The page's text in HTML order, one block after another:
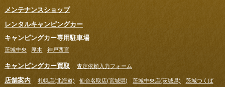
メンテナンスショップ
レンタルキャンピングカー
キャンピングカー専用駐車場
茨城中央 厚木 神戸西宮
キャンピングカー買取 査定依頼入力フォーム
店舗案内 札幌店(北海道) 仙台名取店(宮城県) 茨城中央店(茨城県) 茨城つくば